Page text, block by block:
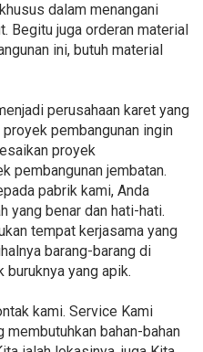
dalam menangani
Begitu juga orderan material
ini, butuh material
perusahaan karet yang
pembangunan ingin
proyek
pembangunan jembatan.
pabrik kami, Anda
yang benar dan hati-hati.
tempat kerjasama yang
barang-barang di
yang apik.
kami. Service Kami
membutuhkan bahan-bahan